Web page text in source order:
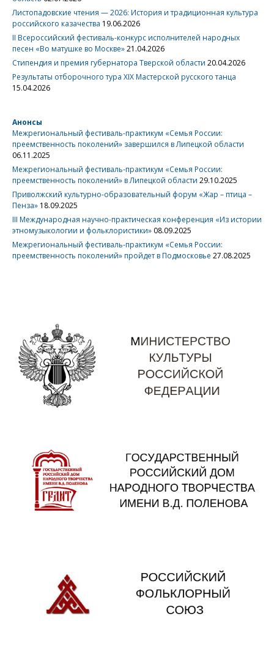
Листопадовские чтения — 2026: История и традиционная культура
российского казачества 19.06.2026
II Всероссийский фестиваль-конкурс исполнителей народных
песен «Во матушке во Москве»21.04.2026
Стипендия и премия губернатора Тверской области 20.04.2026
Результаты отборочного тура XIX Мастерской русского танца
15.04.2026
Анонсы
Межрегиональный фестиваль-практикум «Семья России:
преемственность поколений» завершился в Липецкой области
06.11.2025
Межрегиональный фестиваль-практикум «Семья России:
преемственность поколений» в Липецкой области 29.10.2025
Приволжский культурно-образовательный форум «Жар – птица –
Пенза» 18.09.2025
III Международная научно-практическая конференция «Из истории
этномузыкологии и фольклористики» 08.09.2025
Межрегиональный фестиваль-практикум «Семья России:
преемственность поколений» пройдет в Подмосковье 27.08.2025